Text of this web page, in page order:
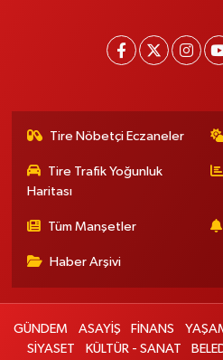
Tire Nöbetçi Eczaneler
Tire Trafik Yoğunluk
Haritası
Tüm Manşetler
Haber Arşivi
GÜNDEM ASAYİŞ FİNANS
SİYASET
KÜLTÜR - SANAT